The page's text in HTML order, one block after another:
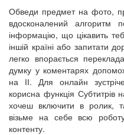
Обведи предмет на фото,
вдосконалений алгоритм
інформацію, що цікавить
іншій країні або запитати
легко впорається
думку у коментарях
на ІІ. Для онлайн
корисна функція Субтитрів
хочеш включити в ролик,
візьме на себе всю
контенту.